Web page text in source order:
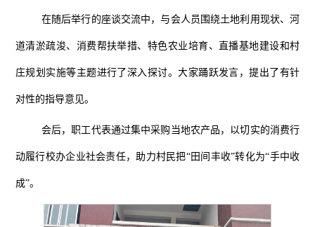
在随后举行的座谈交流中，与会人员围绕土地利用现状、河
道清淤疏浚、 消费帮扶举措、 特色农业培育、直播基地建设和村
庄规划实施等主题进行了深入探讨。大家踊跃发言，提出了有针
对性的指导意见。
会后，职工代表通过集中采购当地农产品，以切实的消费行
动履行校办企业社会责任，助力村民把“田间丰收”转化为“手中收
成”。